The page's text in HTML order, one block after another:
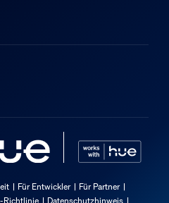
Für Entwickler
Für Partner
Richtlinie Datenschutzhinweis